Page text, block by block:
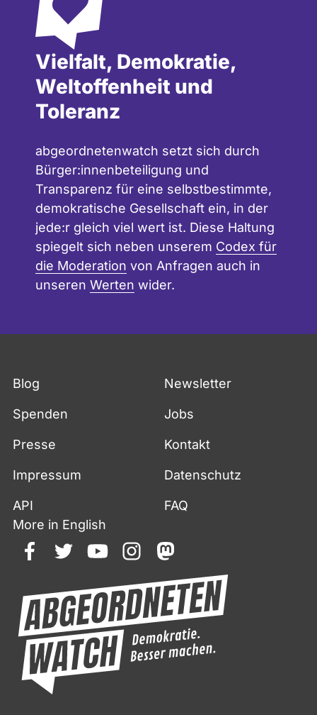
Vielfalt, Demokratie,
Weltoffenheit und
Toleranz
abgeordnetenwatch setzt sich durch
Bürger:innenbeteiligung und
Transparenz für eine selbstbestimmte,
demokratische Gesellschaft ein, in der
jede:r gleich viel wert ist. Diese Haltung
spiegelt sich neben unserem Codex für
die Moderation von Anfragen auch in
unseren Werten wider.
Blog Newsletter
Spenden Jobs
Presse Kontakt
Impressum Datenschutz
API
FAQ
More in English
facebooktwitteryoutubeinstagrammastodon